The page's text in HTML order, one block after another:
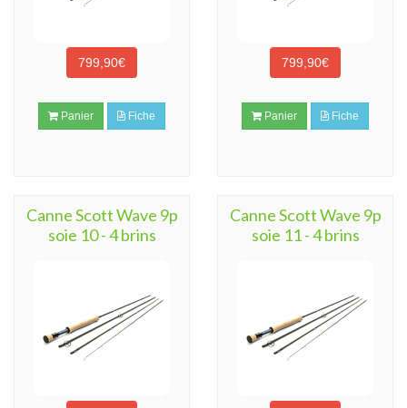
799,90€
Panier Fiche
799,90€
Panier Fiche
Canne Scott Wave 9p
soie 10 - 4 brins
Canne Scott Wave 9p
soie 11 - 4 brins